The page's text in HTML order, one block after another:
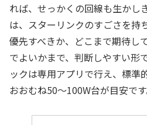
れば、せっかくの回線も生かし
は、スターリンクのすごさを持
優先すべきか、どこまで期待し
でよいかまで、判断しやすい形
ックは専用アプリで行え、標準
おおむね50〜100W台が目安です